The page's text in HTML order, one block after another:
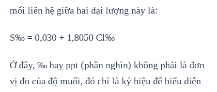
mối liên hệ giữa hai đại lượng này là:
S‰ = 0,030 + 1,8050 Cl‰
Ở đây, ‰ hay ppt (phần nghìn) không phải là đơn
vị đo của độ muối, đó chỉ là ký hiệu để biểu diễn